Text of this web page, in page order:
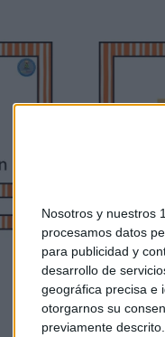
Nosotros y nuestros
procesamos datos
para publicidad y
desarrollo de
geográfica precisa e
otorgarnos su
previamente